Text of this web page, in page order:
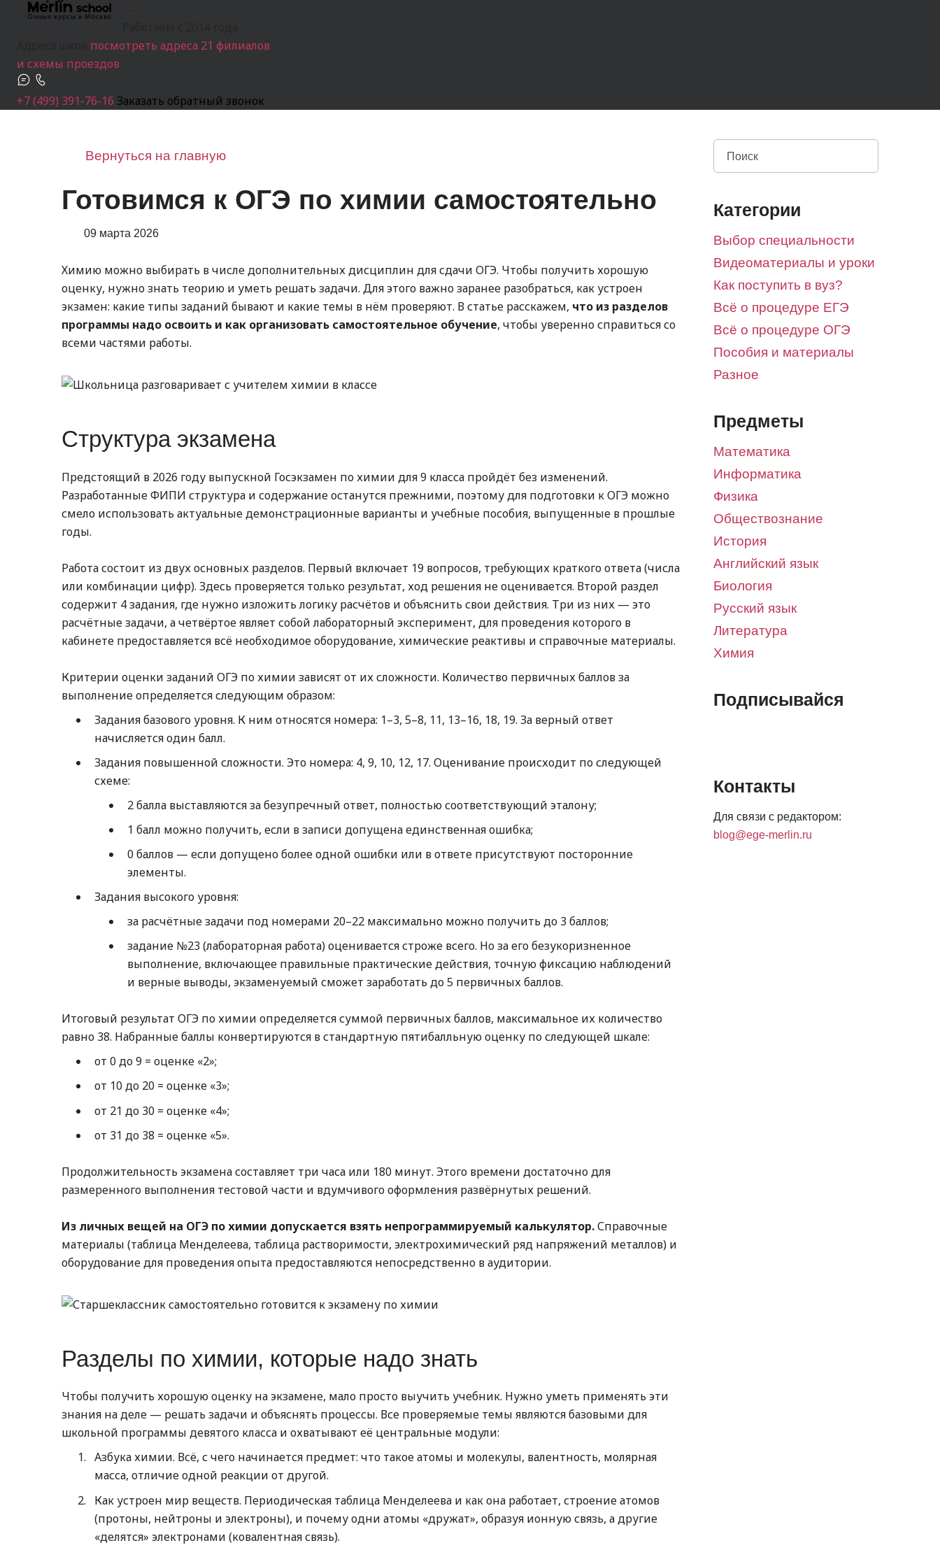
посмотреть адреса 21 филиалов
и схемы проездов
+7 (499) 391-76-16 Заказать обратный звонок
Вернуться на главную
Готовимся к ОГЭ по химии самостоятельно
09 марта 2026
Химию можно выбирать в числе дополнительных дисциплин для сдачи ОГЭ. Чтобы получить хорошую
оценку, нужно знать теорию и уметь решать задачи. Для этого важно заранее разобраться, как устроен
экзамен: какие типы заданий бывают и какие темы в нём проверяют. В статье расскажем, что из разделов
программы надо освоить и как организовать самостоятельное обучение, чтобы уверенно справиться со
всеми частями работы.
Структура экзамена
Предстоящий в 2026 году выпускной Госэкзамен по химии для 9 класса пройдёт без изменений.
Разработанные ФИПИ структура и содержание останутся прежними, поэтому для подготовки к ОГЭ можно
смело использовать актуальные демонстрационные варианты и учебные пособия, выпущенные в прошлые
годы.
Работа состоит из двух основных разделов. Первый включает 19 вопросов, требующих краткого ответа (числа
или комбинации цифр). Здесь проверяется только результат, ход решения не оценивается. Второй раздел
содержит 4 задания, где нужно изложить логику расчётов и объяснить свои действия. Три из них — это
расчётные задачи, а четвёртое являет собой лабораторный эксперимент, для проведения которого в
кабинете предоставляется всё необходимое оборудование, химические реактивы и справочные материалы.
Критерии оценки заданий ОГЭ по химии зависят от их сложности. Количество первичных баллов за
выполнение определяется следующим образом:
Задания базового уровня. К ним относятся номера: 1–3, 5–8, 11, 13–16, 18, 19. За верный ответ
начисляется один балл.
Задания повышенной сложности. Это номера: 4, 9, 10, 12, 17. Оценивание происходит по следующей
схеме:
2 балла выставляются за безупречный ответ, полностью соответствующий эталону;
1 балл можно получить, если в записи допущена единственная ошибка;
0 баллов — если допущено более одной ошибки или в ответе присутствуют посторонние
элементы.
Задания высокого уровня:
за расчётные задачи под номерами 20–22 максимально можно получить до 3 баллов;
задание №23 (лабораторная работа) оценивается строже всего. Но за его безукоризненное
выполнение, включающее правильные практические действия, точную фиксацию наблюдений
и верные выводы, экзаменуемый сможет заработать до 5 первичных баллов.
Итоговый результат ОГЭ по химии определяется суммой первичных баллов, максимальное их количество
равно 38. Набранные баллы конвертируются в стандартную пятибалльную оценку по следующей шкале:
от 0 до 9 = оценке «2»;
от 10 до 20 = оценке «3»;
от 21 до 30 = оценке «4»;
от 31 до 38 = оценке «5».
Продолжительность экзамена составляет три часа или 180 минут. Этого времени достаточно для
размеренного выполнения тестовой части и вдумчивого оформления развёрнутых решений.
Из личных вещей на ОГЭ по химии допускается взять непрограммируемый калькулятор.Справочные
материалы (таблица Менделеева, таблица растворимости, электрохимический ряд напряжений металлов) и
оборудование для проведения опыта предоставляются непосредственно в аудитории.
Разделы по химии, которые надо знать
Чтобы получить хорошую оценку на экзамене, мало просто выучить учебник. Нужно уметь применять эти
знания на деле — решать задачи и объяснять процессы. Все проверяемые темы являются базовыми для
школьной программы девятого класса и охватывают её центральные модули:
Азбука химии. Всё, с чего начинается предмет: что такое атомы и молекулы, валентность, молярная
масса, отличие одной реакции от другой.
Как устроен мир веществ. Периодическая таблица Менделеева и как она работает, строение атомов
(протоны, нейтроны и электроны), и почему одни атомы «дружат», образуя ионную связь, а другие
«делятся» электронами (ковалентная связь).
Категории
Выбор специальности
Видеоматериалы и уроки
Как поступить в вуз?
Всё о процедуре ЕГЭ
Всё о процедуре ОГЭ
Пособия и материалы
Разное
Предметы
Математика
Информатика
Физика
Обществознание
История
Английский язык
Биология
Русский язык
Литература
Химия
Подписывайся
Контакты
Для связи с редактором:
blog@ege-merlin.ru